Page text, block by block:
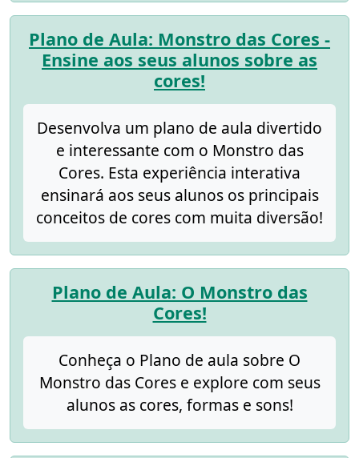
Plano de Aula: Monstro das Cores -
Ensine aos seus alunos sobre as
cores!
Desenvolva um plano de aula divertido
e interessante com o Monstro das
Cores. Esta experiência interativa
ensinará aos seus alunos os principais
conceitos de cores com muita diversão!
Plano de Aula: O Monstro das
Cores!
Conheça o Plano de aula sobre O
Monstro das Cores e explore com seus
alunos as cores, formas e sons!